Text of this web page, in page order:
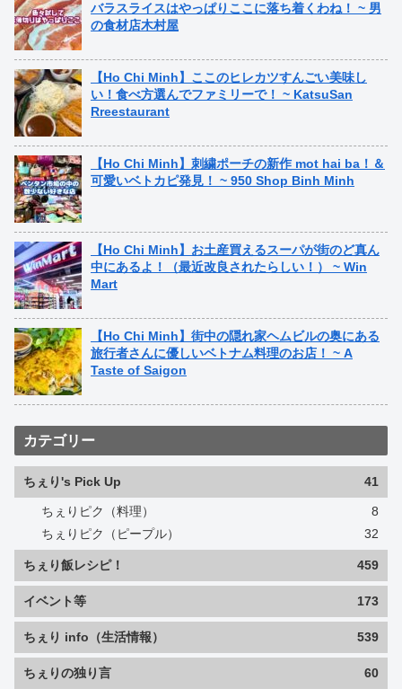
バラスライスはやっぱりここに落ち着くわね！ ~ 男
の食材店木村屋
【Ho Chi Minh】ここのヒレカツすんごい美味し
い！食べ方選んでファミリーで！ ~ KatsuSan
Rreestaurant
【Ho Chi Minh】刺繍ポーチの新作 mot hai ba！＆
可愛いベトカピ発見！ ~ 950 Shop Binh Minh
【Ho Chi Minh】お土産買えるスーパが街のど真ん
中にあるよ！（最近改良されたらしい！） ~ Win
Mart
【Ho Chi Minh】街中の隠れ家ヘムビルの奥にある
旅行者さんに優しいベトナム料理のお店！ ~ A
Taste of Saigon
カテゴリー
ちぇり's Pick Up 41
ちぇりピク（料理）
8
ちぇりピク（ピープル）
32
ちぇり飯レシピ！ 459
イベント等 173
ちぇり info（生活情報） 539
ちぇりの独り言 60